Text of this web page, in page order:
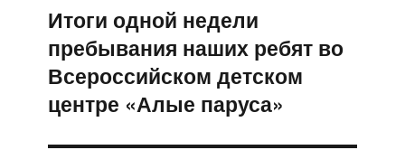
по
записям
Предыдущая
запись:
Итоги одной недели
пребывания наших ребят во
Всероссийском детском
центре «Алые паруса»